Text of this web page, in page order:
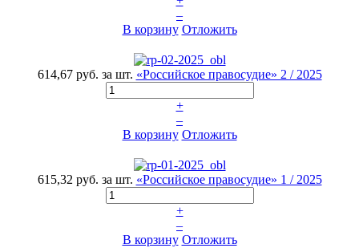
–
В корзину Отложить
614,67 руб. за шт. «Российское правосудие» 2 / 2025
+
–
В корзину Отложить
615,32 руб. за шт. «Российское правосудие» 1 / 2025
+
–
В корзину Отложить